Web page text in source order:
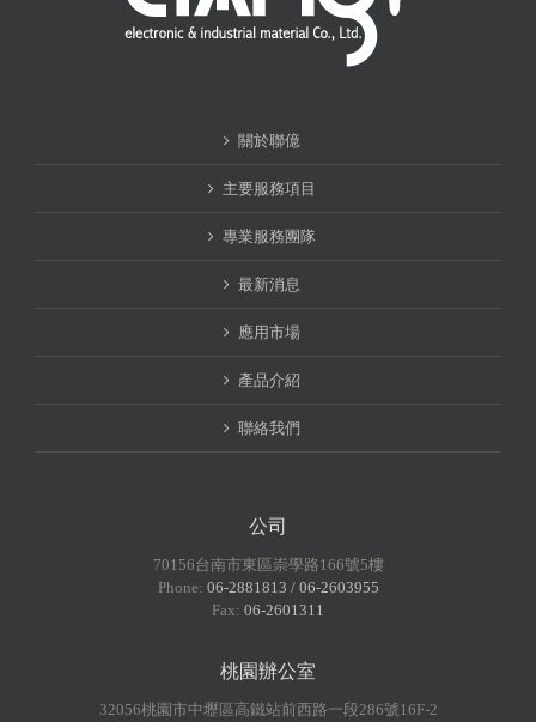
關於聯億
主要服務項目
專業服務團隊
最新消息
應用市場
產品介紹
聯絡我們
公司
70156台南市東區崇學路166號5樓
Phone: 06-2881813 / 06-2603955
Fax: 06-2601311
桃園辦公室
32056桃園市中壢區高鐵站前西路一段286號16F-2